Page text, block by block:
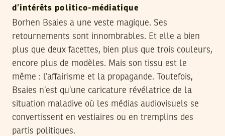
d’intérêts politico-médiatique
Borhen Bsaies a une veste magique. Ses
retournements sont innombrables. Et elle a bien
plus que deux facettes, bien plus que trois couleurs,
encore plus de modèles. Mais son tissu est le
même : l’affairisme et la propagande. Toutefois,
Bsaies n’est qu’une caricature révélatrice de la
situation maladive où les médias audiovisuels se
convertissent en vestiaires ou en tremplins des
partis politiques.